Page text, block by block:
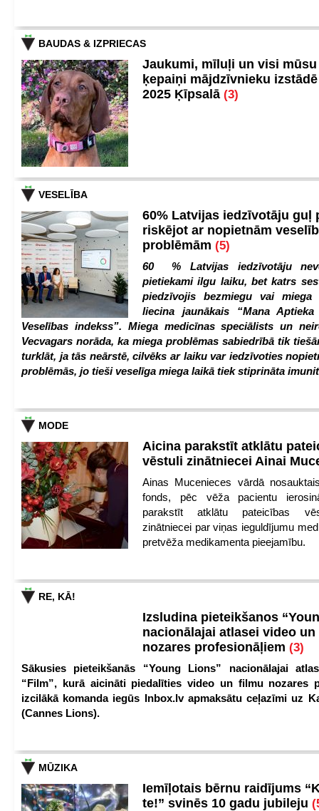
BAUDAS & IZPRIECAS
Jaukumi, mīluļi un visi
ķepaiņi mājdzīvnieku
2025 Ķīpsalā (3)
VESELĪBA
60% Latvijas iedzīvotāju guļ
riskējot ar nopietnām
problēmām (5)
60 % Latvijas iedzīvotāju
pietiekami ilgu laiku, bet katrs
piedzīvojis bezmiegu vai miega
liecina jaunākais “Mana
Veselības indekss”. Miega medicīnas speciālists un
Vecvagars norāda, ka miega problēmas sabiedrībā tik
turklāt, ja tās neārstē, cilvēks ar laiku var iedzīvoties
problēmās, jo tieši veselīga miega laikā tiek stiprināta
MODE
Aicina parakstīt atklātu
vēstuli zinātniecei Ainai
Ainas Mucenieces vārdā
fonds, pēc vēža pacientu
parakstīt atklātu pateicības
zinātniecei par viņas ieguldījumu
pretvēža medikamenta pieejamību.
RE, KĀ!
Izsludina pieteikšanos
nacionālajai atlasei video
nozares profesionāļiem (3)
Sākusies pieteikšanās “Young Lions” nacionālajai
“Film”, kurā aicināti piedalīties video un filmu nozares
izcilākā komanda iegūs Inbox.lv apmaksātu ceļazīmi uz
(Cannes Lions).
MŪZIKA
Iemīļotais bērnu raidījums
te!” svinēs 10 gadu jubileju